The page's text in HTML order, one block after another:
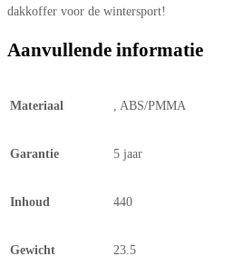
dakkoffer voor de wintersport!
Aanvullende informatie
Materiaal , ABS/PMMA
Garantie 5 jaar
Inhoud 440
Gewicht 23.5